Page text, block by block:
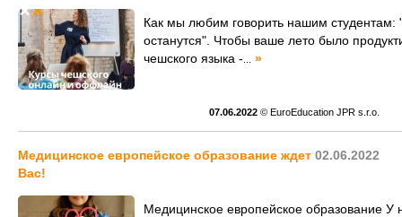
Как мы любим говорить нашим студентам:
останутся". Чтобы ваше лето было
чешского языка -
»
07.06.2022 © EuroEducation JPR s.r.o.
02.06.2022
Медицинское европейское образование ждет
Вас!
Медицинское европейское образование У